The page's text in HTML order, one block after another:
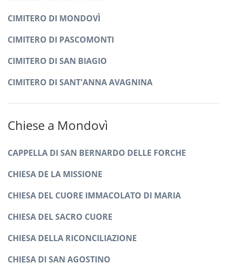
CIMITERO DI MONDOVÌ
CIMITERO DI PASCOMONTI
CIMITERO DI SAN BIAGIO
CIMITERO DI SANT'ANNA AVAGNINA
Chiese a Mondovì
CAPPELLA DI SAN BERNARDO DELLE FORCHE
CHIESA DE LA MISSIONE
CHIESA DEL CUORE IMMACOLATO DI MARIA
CHIESA DEL SACRO CUORE
CHIESA DELLA RICONCILIAZIONE
CHIESA DI SAN AGOSTINO